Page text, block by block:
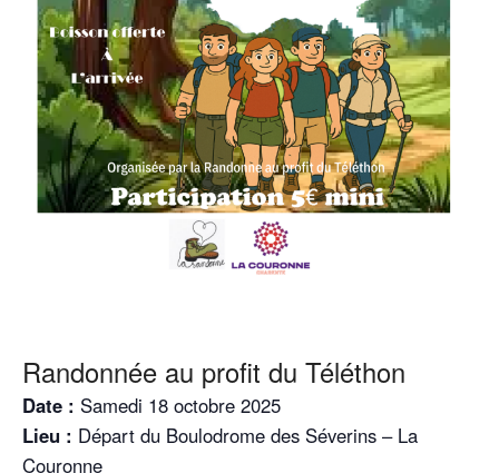
Randonnée au profit du Téléthon
Date : Samedi 18 octobre 2025
Lieu : Départ du Boulodrome des Séverins – La
Couronne